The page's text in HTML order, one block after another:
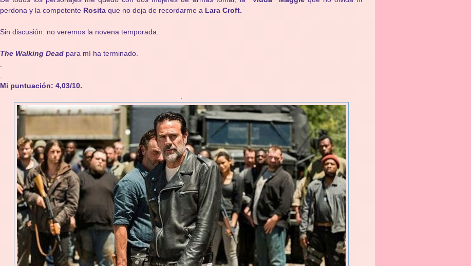
perdona y la competente Rosita que no deja de recordarme a Lara Croft.
Sin discusión: no veremos la novena temporada.
The Walking Dead para mí ha terminado.
Mi puntuación: 4,03/10.